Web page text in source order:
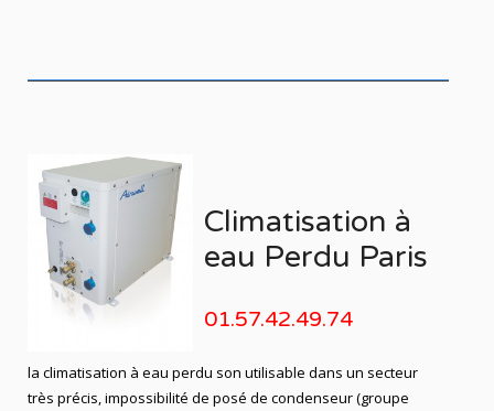
Climatisation à
eau Perdu Paris
01.57.42.49.74
la climatisation à eau perdu son utilisable dans un secteur
très précis, impossibilité de posé de condenseur (groupe